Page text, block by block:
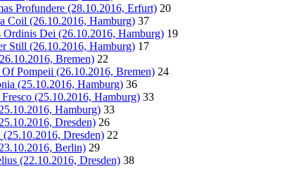
Profundere (28.10.2016, Erfurt) 20
Coil (26.10.2016, Hamburg) 37
Ordinis Dei (26.10.2016, Hamburg) 19
Still (26.10.2016, Hamburg) 17
Bremen) 22
Of Pompeii (26.10.2016, Bremen) 24
(25.10.2016, Hamburg) 36
(25.10.2016, Hamburg) 33
Hamburg) 33
Dresden) 26
(25.10.2016, Dresden) 22
Berlin) 29
(22.10.2016, Dresden) 38